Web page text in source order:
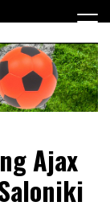
naar het EK
Ajax